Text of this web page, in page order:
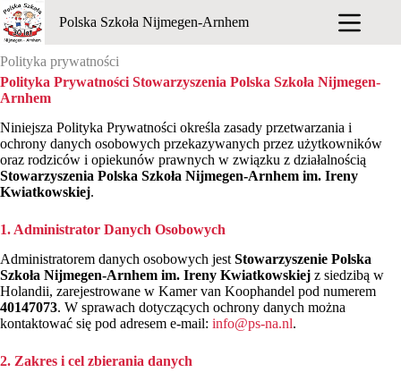
Przejdź
do
treści
Polska Szkoła Nijmegen-Arnhem
Polityka prywatności
Polityka Prywatności Stowarzyszenia Polska Szkoła Nijmegen-
Arnhem
Niniejsza Polityka Prywatności określa zasady przetwarzania i
ochrony danych osobowych przekazywanych przez użytkowników
oraz rodziców i opiekunów prawnych w związku z działalnością
Stowarzyszenia Polska Szkoła Nijmegen-Arnhem im. Ireny
Kwiatkowskiej.
1. Administrator Danych Osobowych
Administratorem danych osobowych jest Stowarzyszenie Polska
Szkoła Nijmegen-Arnhem im. Ireny Kwiatkowskiej z siedzibą w
Holandii, zarejestrowane w Kamer van Koophandel pod numerem
40147073. W sprawach dotyczących ochrony danych można
kontaktować się pod adresem e-mail: info@ps-na.nl.
2. Zakres i cel zbierania danych